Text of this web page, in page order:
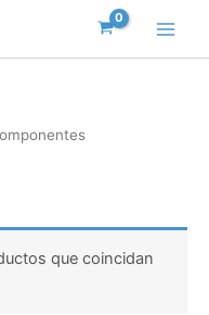
que coincidan